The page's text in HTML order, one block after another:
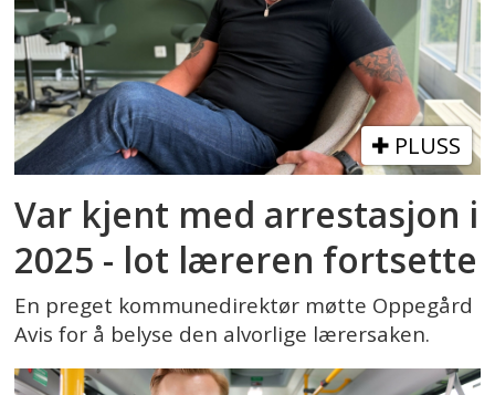
PLUSS
Var kjent med arrestasjon i
2025 - lot læreren fortsette
En preget kommunedirektør møtte Oppegård
Avis for å belyse den alvorlige lærersaken.